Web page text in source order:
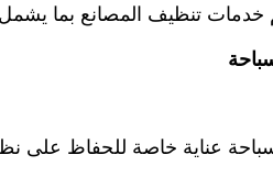
تنظيف المصانع بما يشمل
عناية خاصة للحفاظ على